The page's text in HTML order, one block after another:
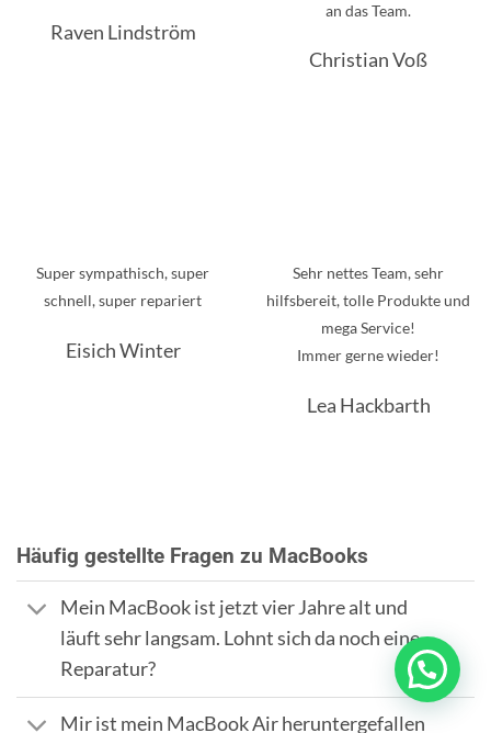
Raven Lindström
an das Team.
Christian Voß
Super sympathisch, super
schnell, super repariert
Eisich Winter
Sehr nettes Team, sehr
hilfsbereit, tolle Produkte und
mega Service!
Immer gerne wieder!
Lea Hackbarth
Häufig gestellte Fragen zu MacBooks
Mein MacBook ist jetzt vier Jahre alt und
läuft sehr langsam. Lohnt sich da noch eine
Reparatur?
Mir ist mein MacBook Air heruntergefallen